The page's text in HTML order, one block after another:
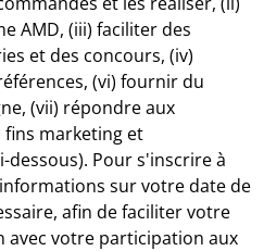
AMD, (iii) faciliter des
et des concours, (iv)
(vi) fournir du
(vii) répondre aux
fins marketing et
dessous). Pour s'inscrire à
sur votre date de
afin de faciliter votre
avec votre participation aux